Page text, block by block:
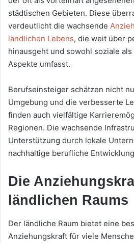
städtischen Gebieten. Diese
verdeutlicht die wachsende
ländlichen Lebens, die weit über
hinausgeht und sowohl soziale
Aspekte umfasst.
Berufseinsteiger schätzen nicht
Umgebung und die verbesserte
finden auch vielfältige
Regionen. Die wachsende
Unterstützung durch lokale
nachhaltige berufliche
Die
ländlichen Raums
Der ländliche Raum bietet eine
Anziehungskraft für viele